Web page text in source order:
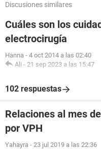
Discusiones similares
Cuáles son los
electrocirugía
Hanna - 4 oct 2014 a las 02:40
Ali - 21 sep 2023 a las 15:47
102 respuestas
Relaciones al mes
por VPH
Yahayra - 23 jul 2019 a las 22:36